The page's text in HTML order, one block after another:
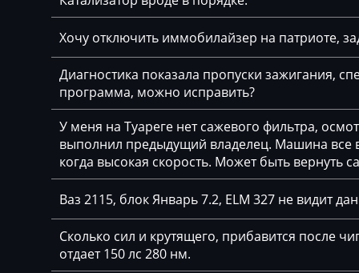
Bomag
Brilliance
Buhler
BYD
Cadillac
Camc
Case
Caterpillar
CFMoto
Bosch MEV9.4.6
Bosch
Bosch MG1
Bosch MG1
Siemens MS41
Siemens MS42
Siemens MS43
Хочу отключить иммобилайзер на патриоте,
Диагностика показала пропуски зажигания,
программа, можно исправить?
У меня на Туареге нет сажевого фильтра,
выполнил предыдущий владелец. Машина все
когда высокая скорость. Может быть вернуть
Ваз 2115, блок Январь 7.2, ELM 327 не видит
Сколько сил и крутящего, прибавится после
отдает 150 лс 280 нм.